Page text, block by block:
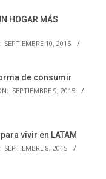
HOGAR MÁS
SEPTIEMBRE 10, 2015
de consumir
SEPTIEMBRE 9, 2015
vivir en LATAM
SEPTIEMBRE 8, 2015